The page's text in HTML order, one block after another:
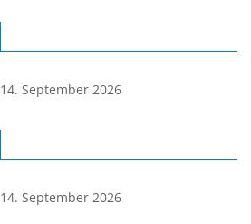
14. September 2026
14. September 2026